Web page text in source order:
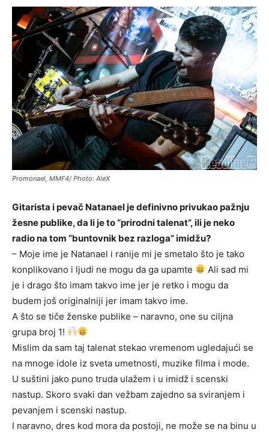
Promonael, MMF4/ Photo: AleX
Gitarista i pevač Natanael je definivno privukao pažnju
žesne publike, da li je to “prirodni talenat”, ili je neko
radio na tom “buntovnik bez razloga” imidžu?
– Moje ime je Natanael i ranije mi je smetalo što je tako
konplikovano i ljudi ne mogu da ga upamte
Ali sad mi
je i drago što imam takvo ime jer je retko i mogu da
budem još originalniji jer imam takvo ime.
A što se tiče ženske publike – naravno, one su ciljna
grupa broj 1!
Mislim da sam taj talenat stekao vremenom ugledajući se
na mnoge idole iz sveta umetnosti, muzike filma i mode.
U suštini jako puno truda ulažem i u imidž i scenski
nastup. Skoro svaki dan vežbam zajedno sa sviranjem i
pevanjem i scenski nastup.
I naravno, dres kod mora da postoji, ne može se na binu u